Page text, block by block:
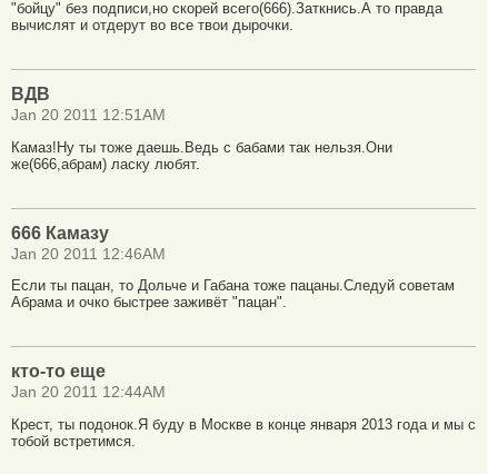
"бойцу" без подписи,но скорей всего(666).Заткнись.А то правда
вычислят и отдерут во все твои дырочки.
ВДВ
Jan 20 2011 12:51AM
Камаз!Ну ты тоже даешь.Ведь с бабами так нельзя.Они
же(666,абрам) ласку любят.
666 Камазу
Jan 20 2011 12:46AM
Если ты пацан, то Дольче и Габана тоже пацаны.Cледуй советам
Абрама и очко быстрее заживёт "пацан".
кто-то еще
Jan 20 2011 12:44AM
Крест, ты подонок.Я буду в Москве в конце января 2013 года и мы с
тобой встретимся.